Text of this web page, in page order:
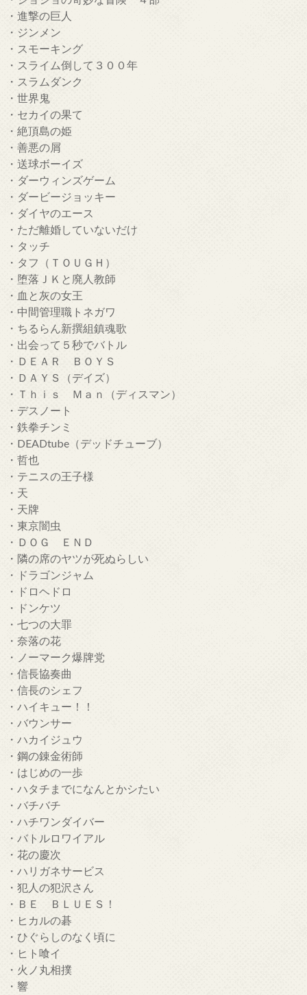
・進撃の巨人
・ジンメン
・スモーキング
・スライム倒して３００年
・スラムダンク
・世界鬼
・セカイの果て
・絶頂島の姫
・善悪の屑
・送球ボーイズ
・ダーウィンズゲーム
・ダービージョッキー
・ダイヤのエース
・ただ離婚していないだけ
・タッチ
・タフ（ＴＯＵＧＨ）
・堕落ＪＫと廃人教師
・血と灰の女王
・中間管理職トネガワ
・ちるらん新撰組鎮魂歌
・出会って５秒でバトル
・ＤＥＡＲ ＢＯＹＳ
・ＤＡＹＳ（デイズ）
・Ｔｈｉｓ Ｍａｎ（ディスマン）
・デスノート
・鉄拳チンミ
・DEADtube（デッドチューブ）
・哲也
・テニスの王子様
・天
・天牌
・東京闇虫
・ＤＯＧ ＥＮＤ
・隣の席のヤツが死ぬらしい
・ドラゴンジャム
・ドロヘドロ
・ドンケツ
・七つの大罪
・奈落の花
・ノーマーク爆牌党
・信長協奏曲
・信長のシェフ
・ハイキュー！！
・バウンサー
・ハカイジュウ
・鋼の錬金術師
・はじめの一歩
・ハタチまでになんとかシたい
・バチバチ
・ハチワンダイバー
・バトルロワイアル
・花の慶次
・ハリガネサービス
・犯人の犯沢さん
・ＢＥ ＢＬＵＥＳ！
・ヒカルの碁
・ひぐらしのなく頃に
・ヒト喰イ
・火ノ丸相撲
・響